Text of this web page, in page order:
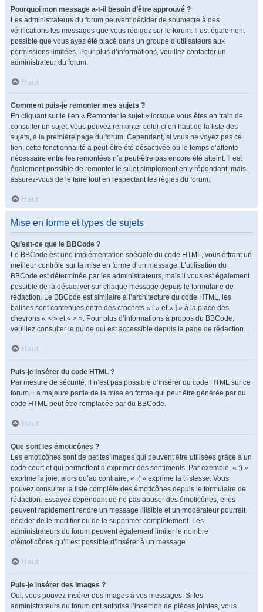
Pourquoi mon message a-t-il besoin d’être approuvé ?
Les administrateurs du forum peuvent décider de soumettre à des
vérifications les messages que vous rédigez sur le forum. Il est également
possible que vous ayez été placé dans un groupe d’utilisateurs aux
permissions limitées. Pour plus d’informations, veuillez contacter un
administrateur du forum.
Haut
Comment puis-je remonter mes sujets ?
En cliquant sur le lien « Remonter le sujet » lorsque vous êtes en train de
consulter un sujet, vous pouvez remonter celui-ci en haut de la liste des
sujets, à la première page du forum. Cependant, si vous ne voyez pas ce
lien, cette fonctionnalité a peut-être été désactivée ou le temps d’attente
nécessaire entre les remontées n’a peut-être pas encore été atteint. Il est
également possible de remonter le sujet simplement en y répondant, mais
assurez-vous de le faire tout en respectant les règles du forum.
Haut
Mise en forme et types de sujets
Qu’est-ce que le BBCode ?
Le BBCode est une implémentation spéciale du code HTML, vous offrant un
meilleur contrôle sur la mise en forme d’un message. L’utilisation du
BBCode est déterminée par les administrateurs, mais il vous est également
possible de la désactiver sur chaque message depuis le formulaire de
rédaction. Le BBCode est similaire à l’architecture du code HTML, les
balises sont contenues entre des crochets « [ » et « ] » à la place des
chevrons « < » et « > ». Pour plus d’informations à propos du BBCode,
veuillez consulter le guide qui est accessible depuis la page de rédaction.
Haut
Puis-je insérer du code HTML ?
Par mesure de sécurité, il n’est pas possible d’insérer du code HTML sur ce
forum. La majeure partie de la mise en forme qui peut être générée par du
code HTML peut être remplacée par du BBCode.
Haut
Que sont les émoticônes ?
Les émoticônes sont de petites images qui peuvent être utilisées grâce à un
code court et qui permettent d’exprimer des sentiments. Par exemple, « :) »
exprime la joie, alors qu’au contraire, « :( » exprime la tristesse. Vous
pouvez consulter la liste complète des émoticônes depuis le formulaire de
rédaction. Essayez cependant de ne pas abuser des émoticônes, elles
peuvent rapidement rendre un message illisible et un modérateur pourrait
décider de le modifier ou de le supprimer complètement. Les
administrateurs du forum peuvent également limiter le nombre
d’émoticônes qu’il est possible d’insérer à un message.
Haut
Puis-je insérer des images ?
Oui, vous pouvez insérer des images à vos messages. Si les
administrateurs du forum ont autorisé l’insertion de pièces jointes, vous